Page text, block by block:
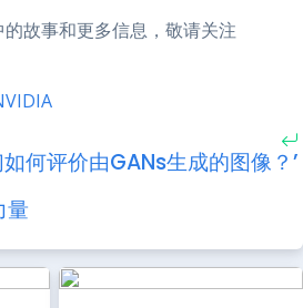
故事和更多信息，敬请关注
何评价由GANs生成的图像？’
量